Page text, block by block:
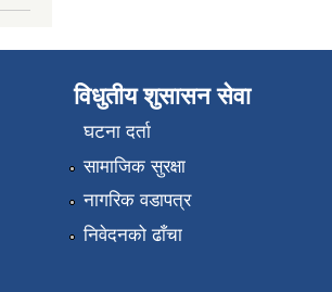
विधुतीय शुसासन सेवा
घटना दर्ता
सामाजिक सुरक्षा
नागरिक वडापत्र
निवेदनको ढाँचा